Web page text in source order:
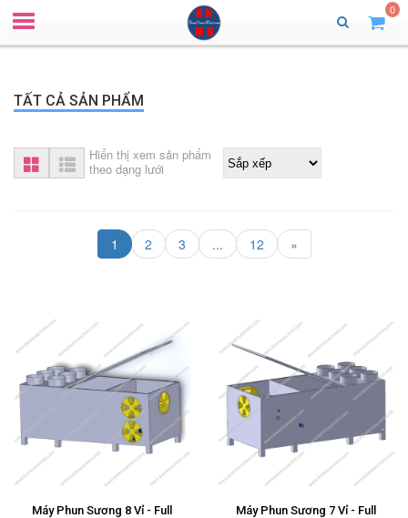
0
TẤT CẢ SẢN PHẨM
Hiển thị xem sản phẩm
theo dạng lưới
1 2 3 ... 12 »
Máy Phun Sương 8 Vỉ - Full
Máy Phun Sương 7 Vỉ - Full